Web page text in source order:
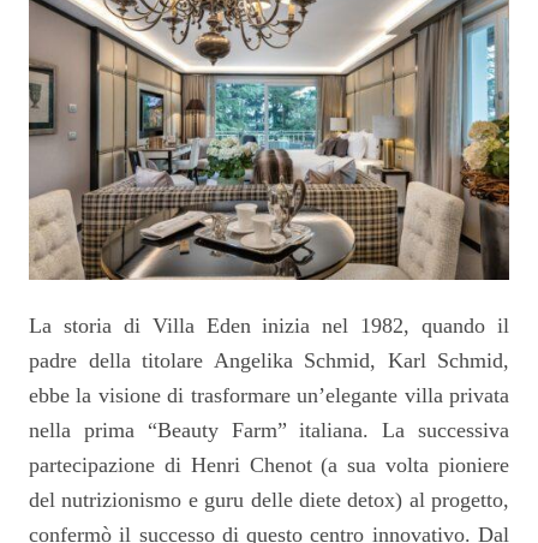
La storia di Villa Eden inizia nel 1982, quando il
padre della titolare Angelika Schmid, Karl Schmid,
ebbe la visione di trasformare un’elegante villa privata
nella prima “Beauty Farm” italiana. La successiva
partecipazione di Henri Chenot (a sua volta pioniere
del nutrizionismo e guru delle diete detox) al progetto,
confermò il successo di questo centro innovativo. Dal